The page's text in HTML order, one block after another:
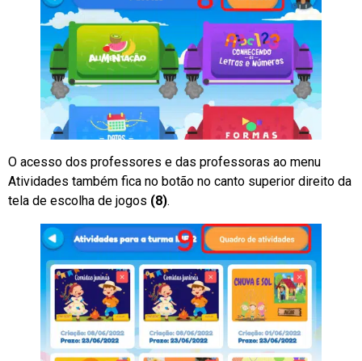
O acesso dos professores e das professoras ao menu
Atividades também fica no botão no canto superior direito da
tela de escolha de jogos (8).